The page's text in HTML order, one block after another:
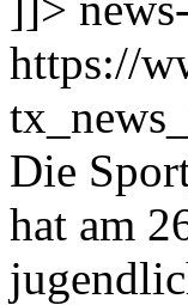
https://
Die
hat am